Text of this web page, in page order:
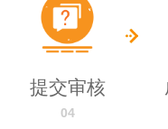
提交审核
04